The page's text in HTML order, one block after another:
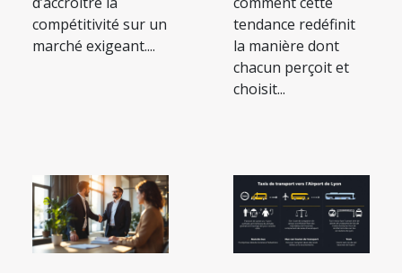
compétitivité sur un
marché exigeant....
tendance redéfinit
la manière dont
chacun perçoit et
choisit...